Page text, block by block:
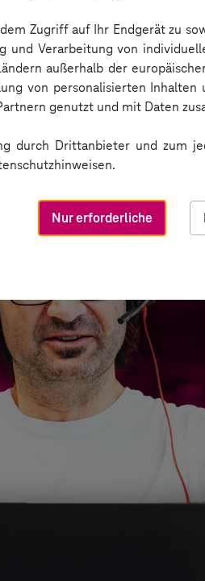
Zugriff auf Ihr Endgerät zu
und Verarbeitung von
außerhalb der
von personalisierten
genutzt und mit Daten
durch Drittanbieter und zum
Nur erforderliche
innovativ,